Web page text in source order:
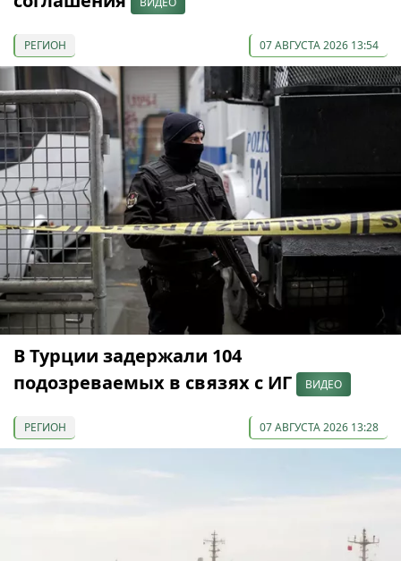
РЕГИОН 07 АВГУСТА 2026 13:54
В Турции задержали 104
подозреваемых в связях с ИГ
ВИДЕО
РЕГИОН 07 АВГУСТА 2026 13:28